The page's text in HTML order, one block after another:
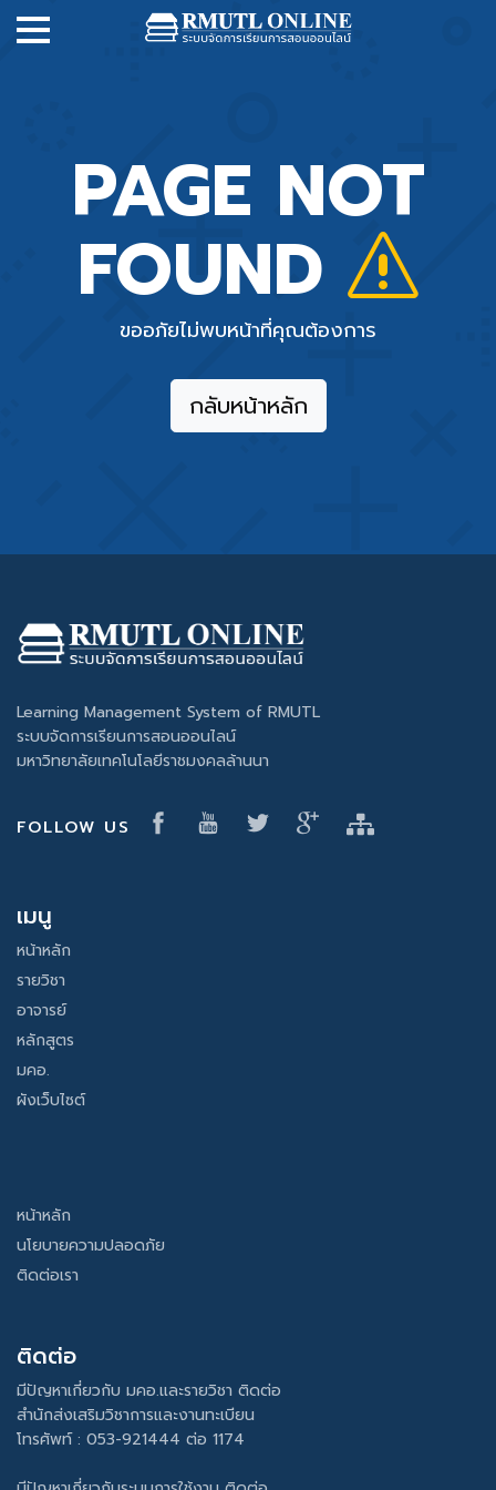
PAGE NOT
FOUND
ขออภัยไม่พบหน้าที่คุณต้องการ
กลับหน้าหลัก
Learning Management System of RMUTL
ระบบจัดการเรียนการสอนออนไลน์
มหาวิทยาลัยเทคโนโลยีราชมงคลล้านนา
FOLLOW US
เมนู
หน้าหลัก
รายวิชา
อาจารย์
หลักสูตร
มคอ.
ผังเว็บไซต์
หน้าหลัก
นโยบายความปลอดภัย
ติดต่อเรา
ติดต่อ
มีปัญหาเกี่ยวกับ มคอ.และรายวิชา ติดต่อ
สำนักส่งเสริมวิชาการและงานทะเบียน
โทรศัพท์ : 053-921444 ต่อ 1174